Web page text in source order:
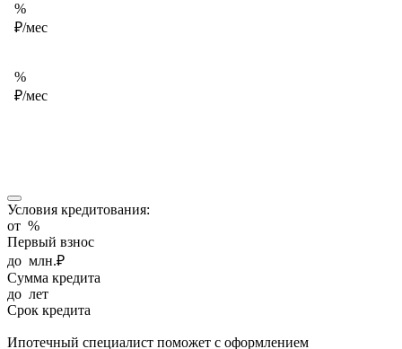
%
₽/мес
%
₽/мес
Условия кредитования:
от %
Первый взнос
до млн.₽
Сумма кредита
до лет
Срок кредита
Ипотечный специалист поможет с оформлением